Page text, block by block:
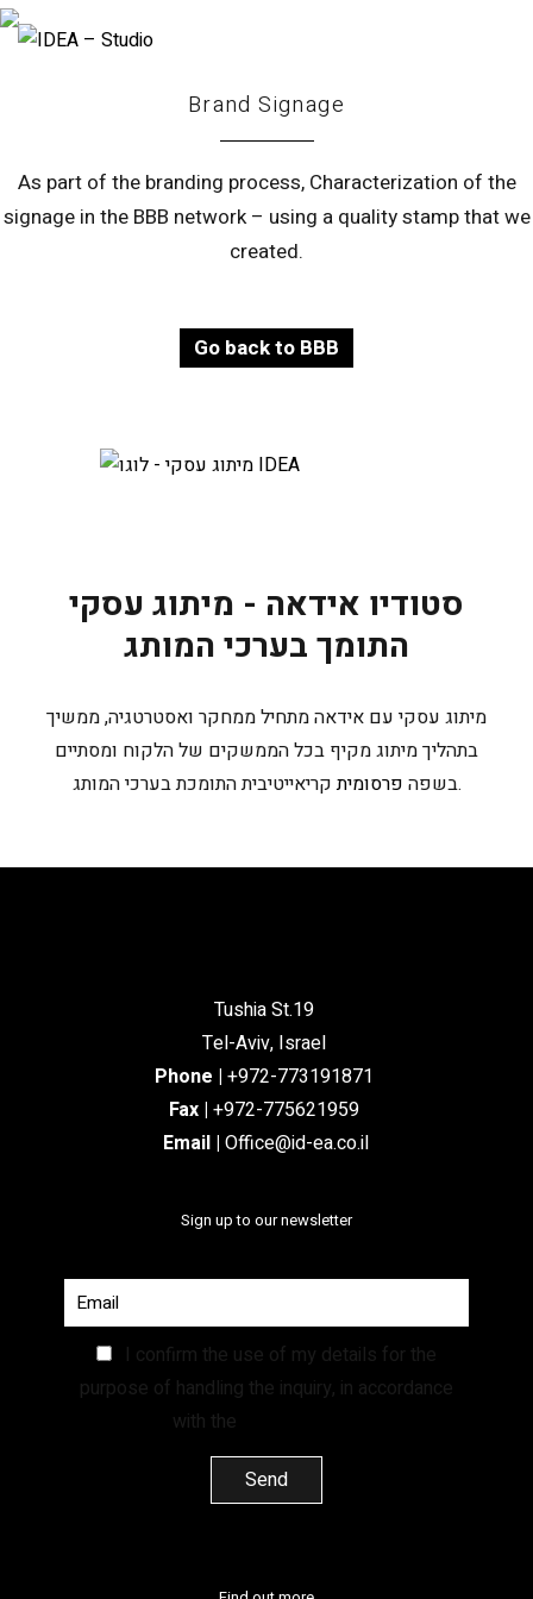
Brand Signage
As part of the branding process, Characterization of the
signage in the BBB network – using a quality stamp that we
created.
Go back to BBB
סטודיו אידאה - מיתוג עסקי
התומך בערכי המותג
מיתוג עסקי עם אידאה מתחיל ממחקר ואסטרטגיה, ממשיך
בתהליך מיתוג מקיף בכל הממשקים של הלקוח ומסתיים
בשפה פרסומית קריאייטיבית התומכת בערכי המותג.
Tushia St.19
Tel-Aviv, Israel
Phone | +972-773191871
Fax | +972-775621959
Email | Office@id-ea.co.il
Sign up to our newsletter
I confirm the use of my details for the
purpose of handling the inquiry, in accordance
with the